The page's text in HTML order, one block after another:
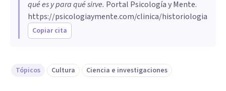
qué es y para qué sirve. Portal Psicología y Mente.
https://psicologiaymente.com/clinica/historiologia
Copiar cita
Tópicos Cultura Ciencia e investigaciones